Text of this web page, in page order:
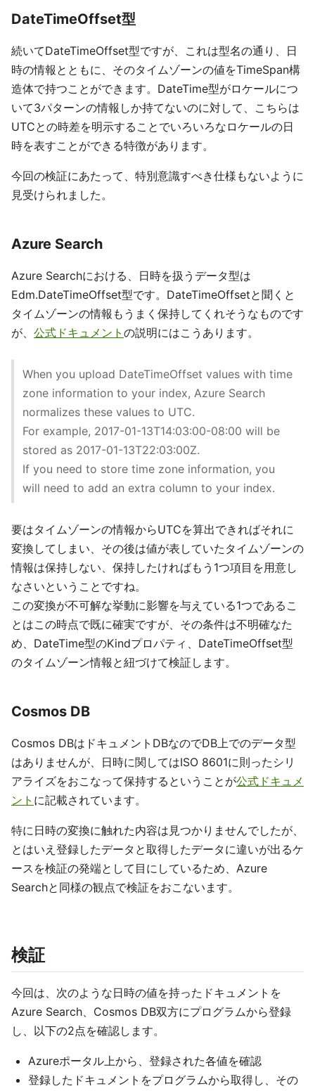
DateTimeOffset型
続いてDateTimeOffset型ですが、これは型名の通り、日
時の情報とともに、そのタイムゾーンの値をTimeSpan構
造体で持つことができます。DateTime型がロケールにつ
いて3パターンの情報しか持てないのに対して、こちらは
UTCとの時差を明示することでいろいろなロケールの日
時を表すことができる特徴があります。
今回の検証にあたって、特別意識すべき仕様もないように
見受けられました。
Azure Search
Azure Searchにおける、日時を扱うデータ型は
Edm.DateTimeOffset型です。DateTimeOffsetと聞くと
タイムゾーンの情報もうまく保持してくれそうなものです
が、 公式ドキュメント の説明にはこうあります。
When you upload DateTimeOffset values with time
zone information to your index, Azure Search
normalizes these values to UTC.
For example, 2017-01-13T14:03:00-08:00 will be
stored as 2017-01-13T22:03:00Z.
If you need to store time zone information, you
will need to add an extra column to your index.
要はタイムゾーンの情報からUTCを算出できればそれに
変換してしまい、その後は値が表していたタイムゾーンの
情報は保持しない、保持したければもう1つ項目を用意し
なさいということですね。
この変換が不可解な挙動に影響を与えている1つであるこ
とはこの時点で既に確実ですが、その条件は不明確なた
め、DateTime型のKindプロパティ、DateTimeOffset型
のタイムゾーン情報と紐づけて検証します。
Cosmos DB
Cosmos DBはドキュメントDBなのでDB上でのデータ型
はありませんが、日時に関してはISO 8601に則ったシリ
アライズをおこなって保持するということが公式ドキュメ
ント に記載されています。
特に日時の変換に触れた内容は見つかりませんでしたが、
とはいえ登録したデータと取得したデータに違いが出るケ
ースを検証の発端として目にしているため、Azure
Searchと同様の観点で検証をおこないます。
検証
今回は、次のような日時の値を持ったドキュメントを
Azure Search、Cosmos DB双方にプログラムから登録
し、以下の2点を確認します。
Azureポータル上から、登録された各値を確認
登録したドキュメントをプログラムから取得し、その